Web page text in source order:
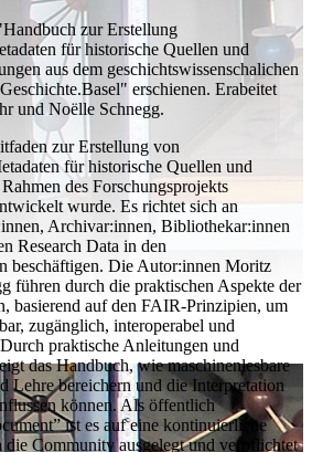
zur Erstellung
für historische Quellen und
aus dem geschichtswissenschalichen
erschienen. Erabeitet
und Noëlle Schnegg.
zur Erstellung von
für historische Quellen und
des Forschungsprojekts
wurde. Es richtet sich an
Archivar:innen, Bibliothekar:innen
Research Data in den
beschäftigen. Die Autor:innen Moritz
führen durch die praktischen Aspekte der
basierend auf den FAIR-Prinzipien, um
zugänglich, interoperabel und
praktische Anleitungen und
das Handbuch, wie maschinenlesbare
Lehre bereichern und die Interpretation
können. Als öffentlich
ist es auf eine kontinuierliche
Community ausgelegt und verpflichtet